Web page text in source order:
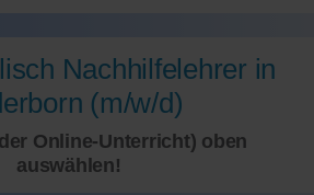
Nachhilfelehrer in
(m/w/d)
Online-Unterricht) oben
auswählen!